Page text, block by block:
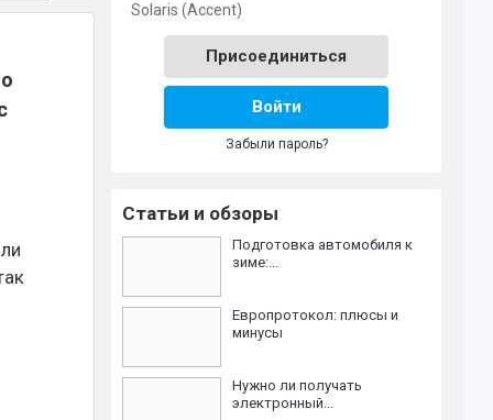
Solaris (Accent)
Присоединиться
Войти
Забыли пароль?
Статьи и обзоры
Подготовка автомобиля к
зиме:...
Европротокол: плюсы и
минусы
Нужно ли получать
электронный...